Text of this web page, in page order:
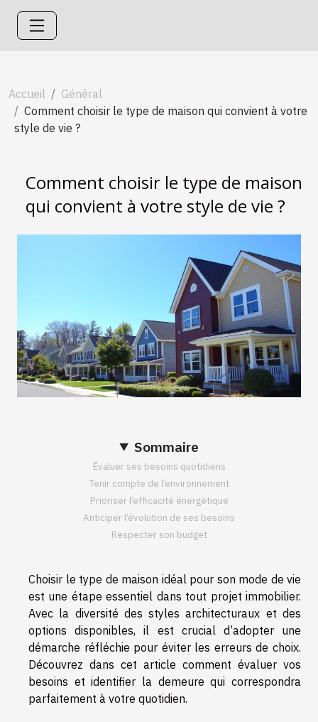
Accueil
Général
Comment choisir le type de maison qui convient à votre
style de vie ?
Comment choisir le type de maison
qui convient à votre style de vie ?
Sommaire
Évaluer ses besoins quotidiens
Tenir compte de l’environnement
Prioriser l’efficacité énergétique
Anticiper l’évolution de ses besoins
Respecter son budget
Choisir le type de maison idéal pour son mode de vie
est une étape essentiel dans tout projet immobilier.
Avec la diversité des styles architecturaux et des
options disponibles, il est crucial d’adopter une
démarche réfléchie pour éviter les erreurs de choix.
Découvrez dans cet article comment évaluer vos
besoins et identifier la demeure qui correspondra
parfaitement à votre quotidien.